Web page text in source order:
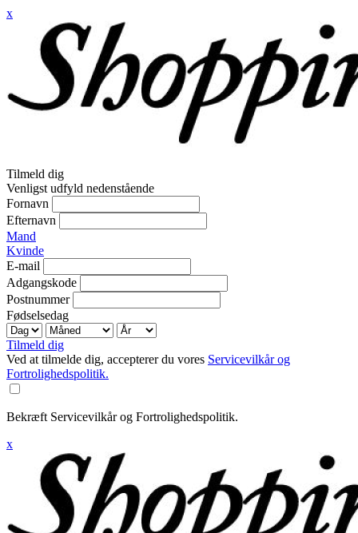
x
Tilmeld dig
Venligst udfyld nedenstående
Fornavn
Efternavn
Mand
Kvinde
E-mail
Adgangskode
Postnummer
Fødselsedag
Tilmeld dig
Ved at tilmelde dig, accepterer du vores Servicevilkår og
Fortrolighedspolitik.
Bekræft Servicevilkår og Fortrolighedspolitik.
x